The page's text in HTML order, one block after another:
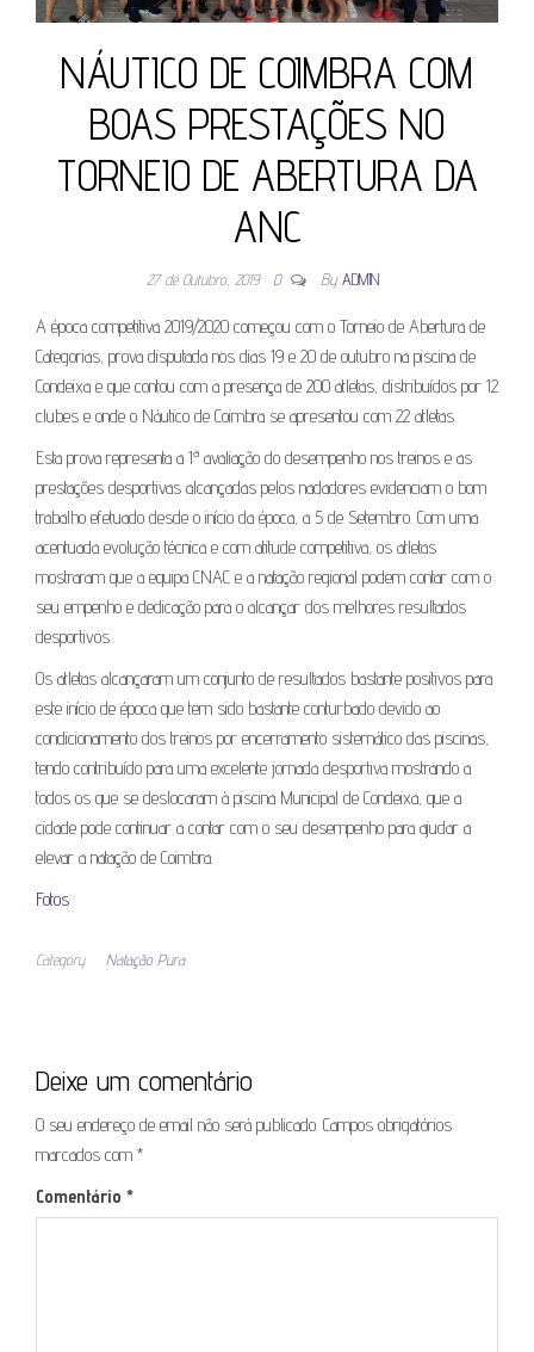
NÁUTICO DE COIMBRA COM
BOAS PRESTAÇÕES NO
TORNEIO DE ABERTURA DA
ANC
27 de Outubro, 2019 0 By ADMIN
A época competitiva 2019/2020 começou com o Torneio de Abertura de
Categorias, prova disputada nos dias 19 e 20 de outubro na piscina de
Condeixa e que contou com a presença de 200 atletas, distribuídos por 12
clubes e onde o Náutico de Coimbra se apresentou com 22 atletas.
Esta prova representa a 1ª avaliação do desempenho nos treinos e as
prestações desportivas alcançadas pelos nadadores evidenciam o bom
trabalho efetuado desde o início da época, a 5 de Setembro. Com uma
acentuada evolução técnica e com atitude competitiva, os atletas
mostraram que a equipa CNAC e a natação regional podem contar com o
seu empenho e dedicação para o alcançar dos melhores resultados
desportivos.
Os atletas alcançaram um conjunto de resultados bastante positivos para
este início de época que tem sido bastante conturbado devido ao
condicionamento dos treinos por encerramento sistemático das piscinas,
tendo contribuído para uma excelente jornada desportiva mostrando a
todos os que se deslocaram à piscina Municipal de Condeixa, que a
cidade pode continuar a contar com o seu desempenho para ajudar a
elevar a natação de Coimbra.
Fotos
Category Natação Pura
Deixe um comentário
O seu endereço de email não será publicado. Campos obrigatórios
marcados com *
Comentário *